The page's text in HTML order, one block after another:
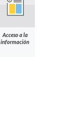
Acceso a la
información